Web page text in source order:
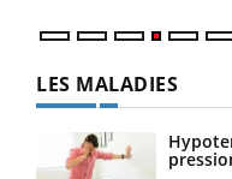
LES MALADIES